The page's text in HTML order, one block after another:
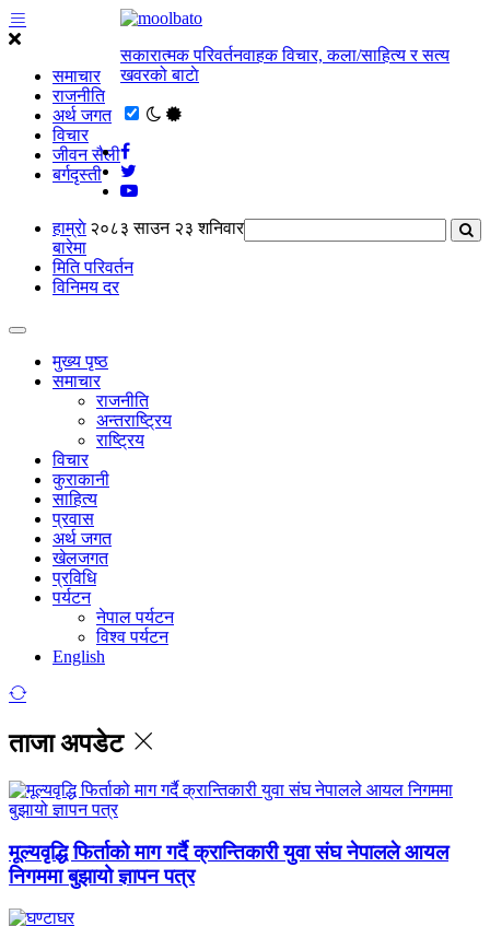
समाचार
राजनीति
अर्थ जगत
विचार
जीवन सैली
बर्गदृस्ती
सकारात्मक परिवर्तनवाहक विचार, कला/साहित्य र सत्य
खवरको बाटाे
२०८३ साउन २३ शनिवार
हाम्राे
बारेमा
मिति परिवर्तन
विनिमय दर
मुख्य पृष्ठ
समाचार
राजनीति
अन्तराष्ट्रिय
राष्ट्रिय
विचार
कुराकानी
साहित्य
प्रवास
अर्थ जगत
खेलजगत
प्रविधि
पर्यटन
नेपाल पर्यटन
विश्व पर्यटन
English
ताजा अपडेट
मूल्यवृद्धि फिर्ताको माग गर्दै क्रान्तिकारी युवा संघ नेपालले आयल
निगममा बुझायो ज्ञापन पत्र